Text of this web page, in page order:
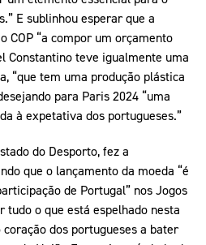
E sublinhou esperar que a
COP “a compor um orçamento
Constantino teve igualmente uma
“que tem uma produção plástica
para Paris 2024 “uma
à expetativa dos portugueses.”
do Desporto, fez a
que o lançamento da moeda “é
de Portugal” nos Jogos
tudo o que está espelhado nesta
dos portugueses a bater